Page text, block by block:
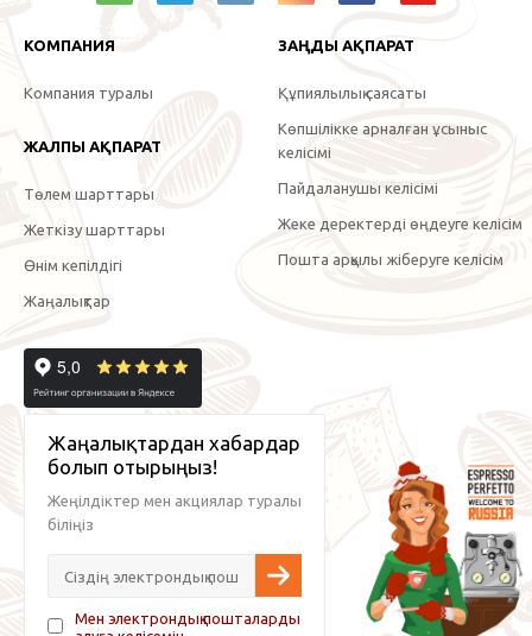
КОМПАНИЯ
Компания туралы
ЖАЛПЫ АҚПАРАТ
Төлем шарттары
Жеткізу шарттары
Өнім кепілдігі
Жаңалықтар
ЗАҢДЫ АҚПАРАТ
Құпиялылық саясаты
Көпшілікке арналған ұсыныс
келісімі
Пайдаланушы келісімі
Жеке деректерді өңдеуге келісім
Пошта арқылы жіберуге келісім
Жаңалықтардан хабардар
болып отырыңыз!
Жеңілдіктер мен акциялар туралы
біліңіз
Мен электрондық пошталарды